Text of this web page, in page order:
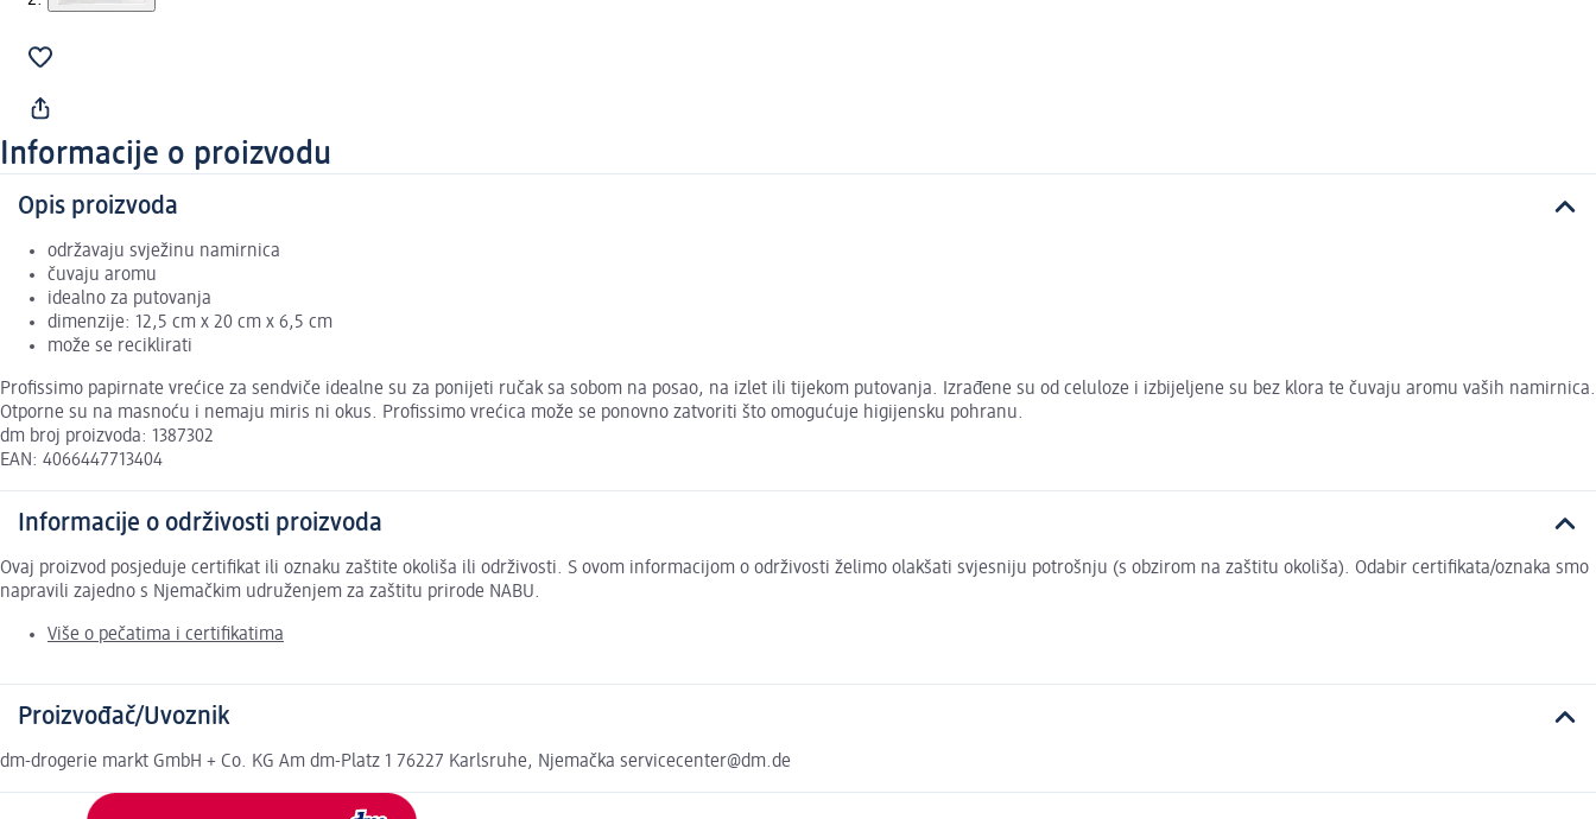
Informacije o proizvodu
Opis proizvoda
održavaju svježinu namirnica
čuvaju aromu
idealno za putovanja
dimenzije: 12,5 cm x 20 cm x 6,5 cm
može se reciklirati
Profissimo papirnate vrećice za sendviče idealne su za ponijeti ručak sa sobom na posao, na izlet ili tijekom putovanja. Izrađene su od celuloze i izbijeljene su bez klora te čuvaju aromu vaših namirnica.
Otporne su na masnoću i nemaju miris ni okus. Profissimo vrećica može se ponovno zatvoriti što omogućuje higijensku pohranu.
dm broj proizvoda: 1387302
EAN: 4066447713404
Informacije o održivosti proizvoda
Ovaj proizvod posjeduje certifikat ili oznaku zaštite okoliša ili održivosti. S ovom informacijom o održivosti želimo olakšati svjesniju potrošnju (s obzirom na zaštitu okoliša). Odabir certifikata/oznaka smo
napravili zajedno s Njemačkim udruženjem za zaštitu prirode NABU.
Više o pečatima i certifikatima
Proizvođač/Uvoznik
dm-drogerie markt GmbH + Co. KG Am dm-Platz 1 76227 Karlsruhe, Njemačka servicecenter@dm.de